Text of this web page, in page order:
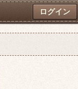
ログイン